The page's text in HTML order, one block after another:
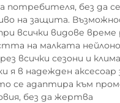
потребителя, без да
на защита.
всички видове
на малката
всички сезони и
я в надежден аксесоар
се адаптира към
без да жертва